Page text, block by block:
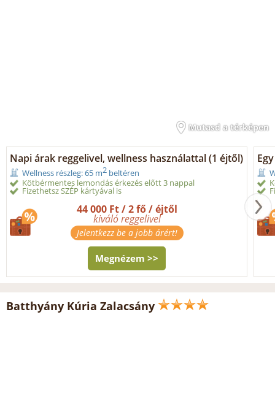
Mutasd a térképen
Napi árak reggelivel, wellness használattal (1 éjtől)
Wellness részleg: 65 m2 beltéren
Kötbérmentes lemondás érkezés előtt 3 nappal
Fizethetsz SZÉP kártyával is
44 000 Ft / 2 fő / éjtől
kiváló reggelivel
Jelentkezz be a jobb árért!
Megnézem >>
Batthyány Kúria Zalacsány